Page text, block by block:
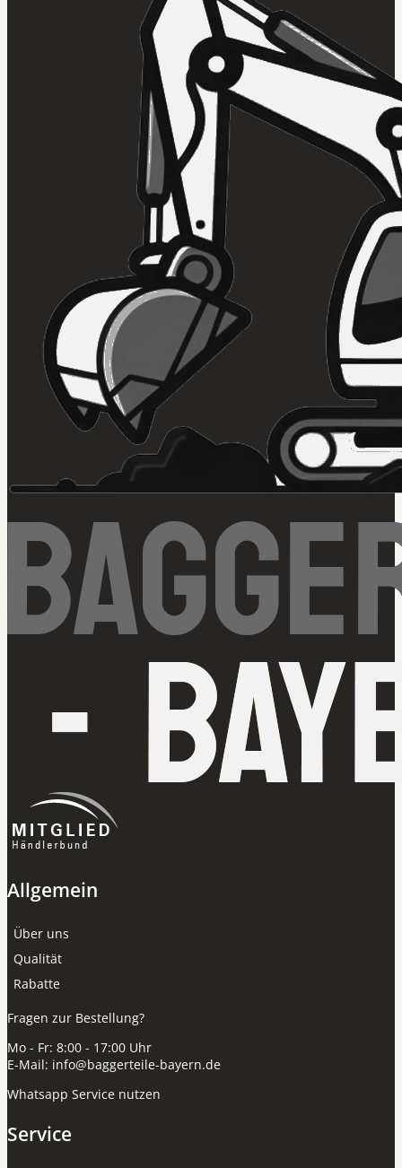
Allgemein
Über uns
Qualität
Rabatte
Fragen zur Bestellung?
Mo - Fr: 8:00 - 17:00 Uhr
E-Mail: info@baggerteile-bayern.de
Whatsapp Service nutzen
Service